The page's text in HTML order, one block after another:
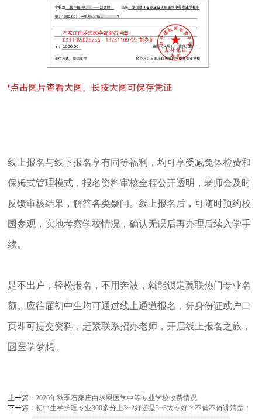
线上报名与线下报名享有同等福利，均可享受减免体检费和
保姆式管理模式，报名资料审核全程公开透明，老师会及时
反馈审核结果，解答各类疑问。线上报名后，可随时预约校
园参观，实地考察学校情况，确认无误后再办理后续入学手
续。
足不出户，轻松报名，不用奔波，就能锁定冀联热门专业名
额。应往届初中生均可通过线上通道报名，凭身份证或户口
页即可提交资料，赶紧联系招办老师，开启线上报名之旅，
圆医学梦想。
上一篇：2026年秋季石家庄白求恩医学中等专业学校收费情况
下一篇：初中生学护理专业300多分上3+2好还是3+3大专好？不偏不倚讲清楚！